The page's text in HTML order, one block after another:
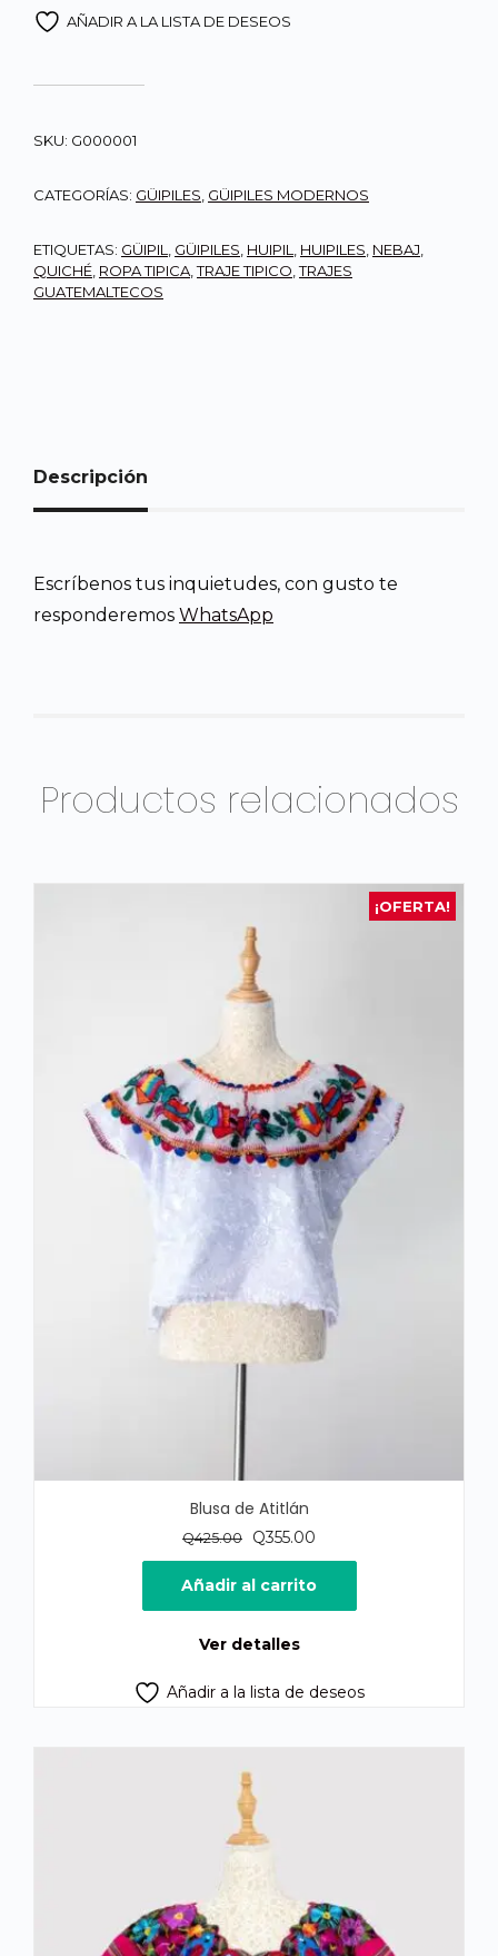
AÑADIR A LA LISTA DE DESEOS
SKU: G000001
CATEGORÍAS: GÜIPILES GÜIPILES MODERNOS
ETIQUETAS: GÜIPIL GÜIPILES HUIPIL HUIPILES NEBAJ
QUICHÉ ROPA TIPICA ,TRAJE TIPICO ,TRAJES
GUATEMALTECOS
Descripción
Escríbenos tus inquietudes, con gusto te
responderemos WhatsApp
Productos relacionados
¡OFERTA!
Blusa de Atitlán
Q425.00
El
precio
original
era:
Q355.00
precio
actual
es:
Añadir al carrito
Ver detalles
Añadir a la lista de deseos